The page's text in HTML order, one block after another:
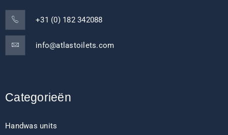
+31 (0) 182 342088
info@atlastoilets.com
Categorieën
Handwas units